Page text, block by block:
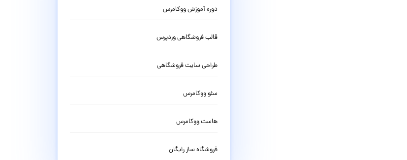
دوره آموزش ووکامرس
قالب فروشگاهی وردپرس
طراحی سایت فروشگاهی
سئو ووکامرس
هاست ووکامرس
فروشگاه ساز رایگان